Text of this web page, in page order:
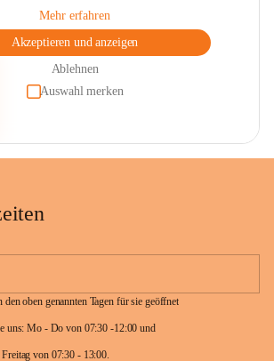
Mehr erfahren
Akzeptieren und anzeigen
Ablehnen
Auswahl merken
oben genannten Tagen für sie geöffnet
Telefonisch erreichen Sie uns: Mo - Do von 07:30 -12:00 und